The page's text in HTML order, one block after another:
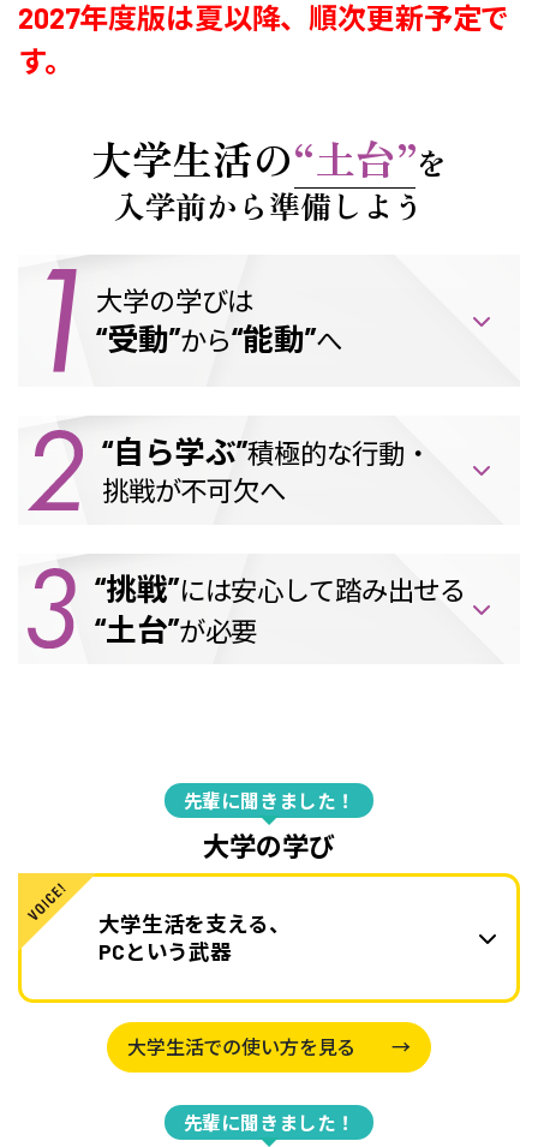
2027年度版は夏以降、順次更新予定で
す。
大学生活の“土台”を
入学前から準備しよう
大学の学びは
“受動”から“能動”へ
“自ら学ぶ”積極的な行動・
挑戦が不可欠へ
“挑戦”には安心して踏み出せる
“土台”が必要
先輩に聞きました！
大学の学び
大学生活を支える、
PCという武器
大学生活での使い方を見る →
先輩に聞きました！